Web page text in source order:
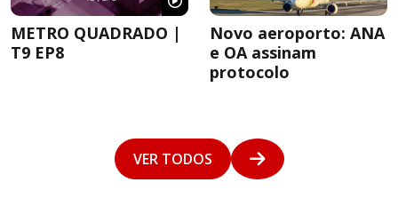
METRO QUADRADO |
T9 EP8
Novo aeroporto: ANA
e OA assinam
protocolo
VER TODOS